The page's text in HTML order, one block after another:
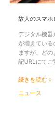
故人のスマ
デジタル機器
が増えている
ますが、ど
記URLにて
除
き
な
い
写
真
連
先、
続きを読む »
ニュース